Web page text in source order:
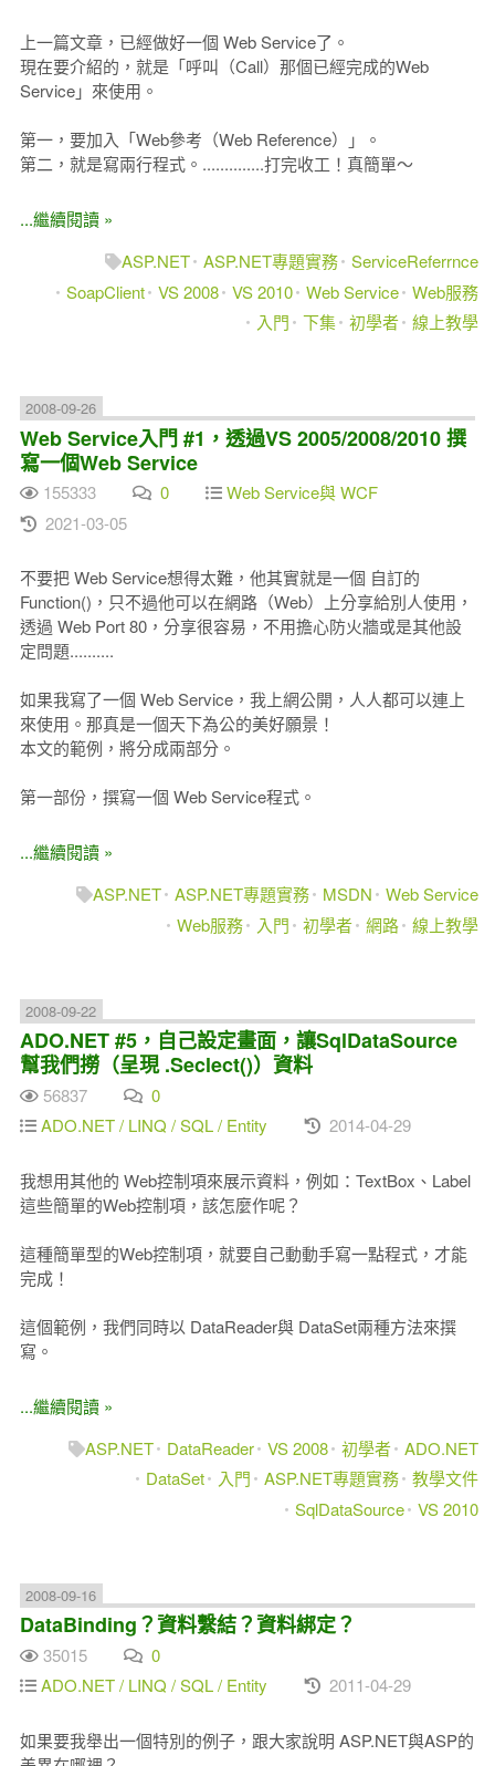
上一篇文章，已經做好一個 Web Service了。
現在要介紹的，就是「呼叫（Call）那個已經完成的Web
Service」來使用。
第一，要加入「Web參考（Web Reference）」。
第二，就是寫兩行程式。..............打完收工！真簡單～
...繼續閱讀 »
ASP.NET ASP.NET專題實務 ServiceReferrnce
SoapClient VS 2008 VS 2010 Web Service Web服務
入門
下集 初學者 線上教學
2008-09-26
Web Service入門 #1，透過VS 2005/2008/2010 撰
寫一個Web Service
155333 0
Web Service與 WCF
2021-03-05
不要把 Web Service想得太難，他其實就是一個 自訂的
Function()，只不過他可以在網路（Web）上分享給別人使用，
透過 Web Port 80，分享很容易，不用擔心防火牆或是其他設
定問題..........
如果我寫了一個 Web Service，我上網公開，人人都可以連上
來使用。那真是一個天下為公的美好願景！
本文的範例，將分成兩部分。
第一部份，撰寫一個 Web Service程式。
...繼續閱讀 »
ASP.NET ASP.NET專題實務 MSDN
Web Service
Web服務
入門 初學者 網路 線上教學
2008-09-22
ADO.NET #5，自己設定畫面，讓SqlDataSource
幫我們撈（呈現 .Seclect()）資料
56837
0
ADO.NET / LINQ / SQL / Entity
2014-04-29
我想用其他的 Web控制項來展示資料，例如：TextBox、Label
這些簡單的Web控制項，該怎麼作呢？
這種簡單型的Web控制項，就要自己動動手寫一點程式，才能
完成！
這個範例，我們同時以 DataReader與 DataSet兩種方法來撰
寫。
...繼續閱讀 »
ASP.NET
DataReader VS 2008 初學者 ADO.NET
DataSet
入門 ASP.NET專題實務 教學文件
SqlDataSource VS 2010
2008-09-16
DataBinding？資料繫結？資料綁定？
35015
0
ADO.NET / LINQ / SQL / Entity
2011-04-29
如果要我舉出一個特別的例子，跟大家說明 ASP.NET與ASP的